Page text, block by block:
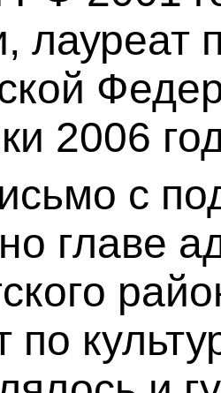
лауреат
2006
с
главе
по